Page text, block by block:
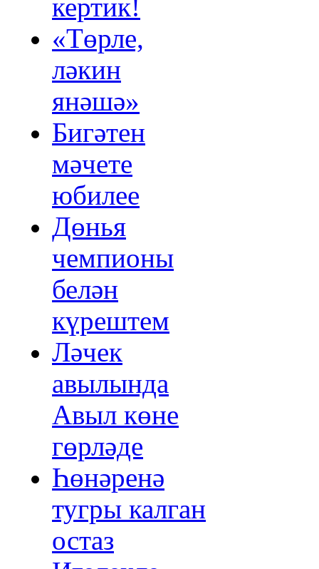
кертик!
«Төрле,
ләкин
янәшә»
Бигәтен
мәчете
юбилее
Дөнья
чемпионы
белән
күрештем
Ләчек
авылында
Авыл көне
гөрләде
Һөнәренә
тугры калган
остаз